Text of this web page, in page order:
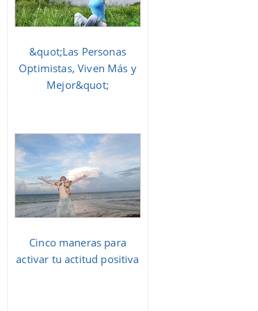
&quot;Las Personas
Optimistas, Viven Más y
Mejor&quot;
Cinco maneras para
activar tu actitud positiva